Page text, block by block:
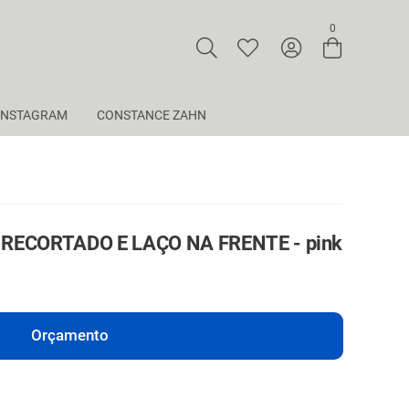
Entre com email ou cpf/cnpj
0
CONSTANCE ZAHN
E LAÇO NA FRENTE - pink
Orçamento